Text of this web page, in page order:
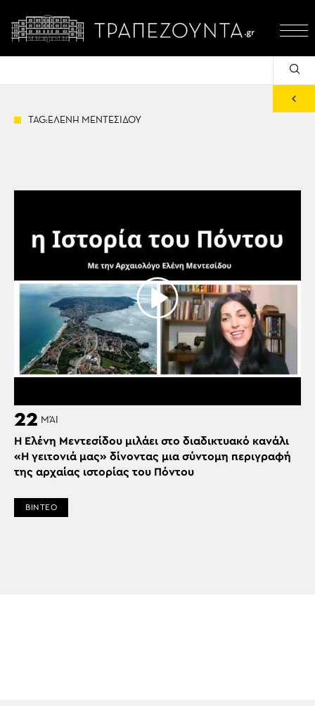
TAG:ΕΛΕΝΗ ΜΕΝΤΕΣΙΔΟΥ
22 ΜΆΙ
H Ελένη Μεντεσίδου μιλάει στο διαδικτυακό κανάλι
«Η γειτονιά μας» δίνοντας μια σύντομη περιγραφή
της αρχαίας ιστορίας του Πόντου
ΒΙΝΤΕΟ